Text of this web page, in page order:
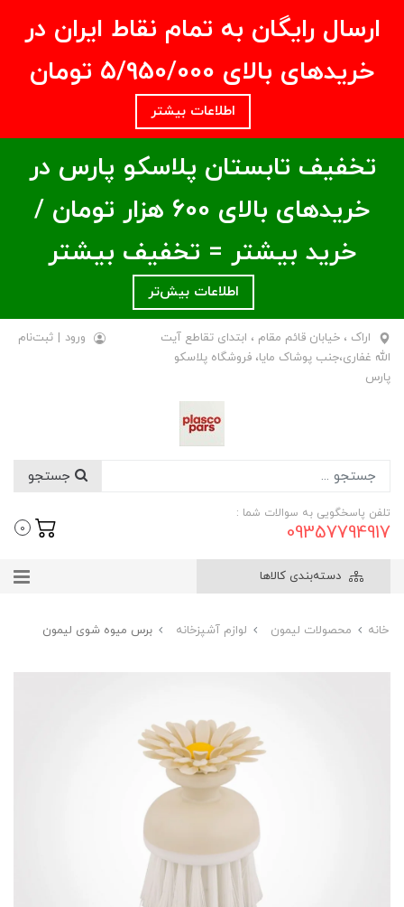
ارسال رایگان به تمام نقاط ایران در
خریدهای بالای ۵/950/000 تومان
اطلاعات بیشتر
تخفیف تابستان پلاسکو پارس در
خریدهای بالای ۶00 هزار تومان /
خرید بیشتر = تخفیف بیشتر
اطلاعات بیش‌تر
اراک ، خیابان قائم مقام ، ابتدای تقاطع آیت
الله غفاری،جنب پوشاک مایا، فروشگاه پلاسکو
پارس
ورود | ثبت‌نام
تلفن پاسخگویی به سوالات شما :
09357794917
0
دسته‌بندی کالاها
خانه محصولات لیمون لوازم آشپزخانه برس میوه شوی لیمون